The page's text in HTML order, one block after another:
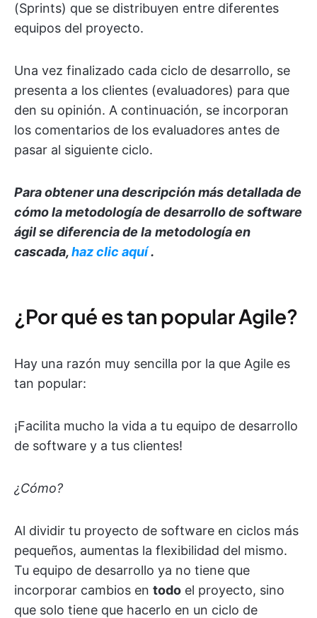
(Sprints) que se distribuyen entre diferentes
equipos del proyecto.
Una vez finalizado cada ciclo de desarrollo, se
presenta a los clientes (evaluadores) para que
den su opinión. A continuación, se incorporan
los comentarios de los evaluadores antes de
pasar al siguiente ciclo.
Para obtener una descripción más detallada de
cómo lametodología de desarrollo de software
ágilse diferencia de la metodología en
cascada,haz clic aquí.
¿Por qué es tan popular Agile?
Hay una razón muy sencilla por la que Agile es
tan popular:
¡Facilita mucho la vida a tu equipo de desarrollo
de software y a tus clientes!
¿Cómo?
Al dividir tu proyecto de software en ciclos más
pequeños, aumentas la flexibilidad del mismo.
Tu equipo de desarrollo ya no tiene que
incorporar cambios en todo el proyecto, sino
que solo tiene que hacerlo en un ciclo de